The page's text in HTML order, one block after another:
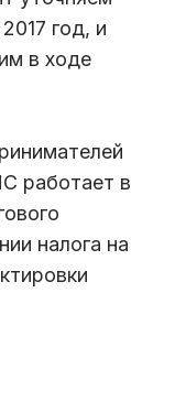
год, и
в ходе
работает в
налога на